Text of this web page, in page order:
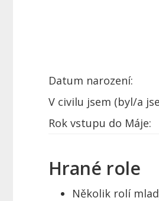
Datum narození:
V civilu jsem (byl/a
Rok vstupu do Máje:
Hrané role
Několik rolí